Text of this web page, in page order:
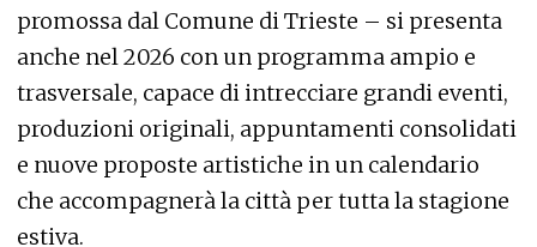
promossa dal Comune di Trieste – si presenta
anche nel 2026 con un programma ampio e
trasversale, capace di intrecciare grandi eventi,
produzioni originali, appuntamenti consolidati
e nuove proposte artistiche in un calendario
che accompagnerà la città per tutta la stagione
estiva.